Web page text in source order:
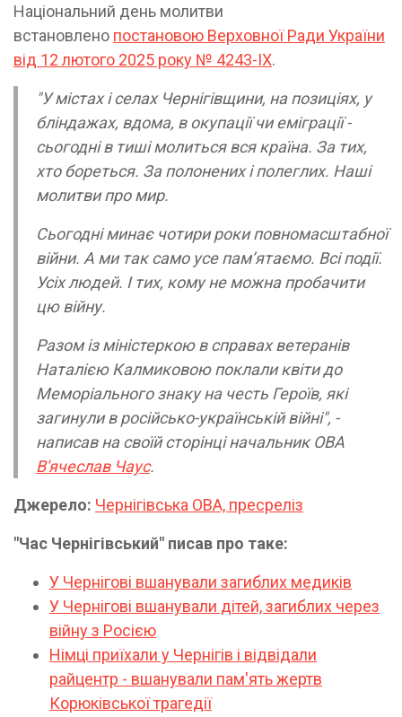
Національний день молитви
встановлено постановою Верховної Ради України
від 12 лютого 2025 року № 4243-IX.
"У містах і селах Чернігівщини, на позиціях, у
бліндажах, вдома, в окупації чи еміграції -
сьогодні в тиші молиться вся країна. За тих,
хто бореться. За полонених і полеглих. Наші
молитви про мир.
Сьогодні минає чотири роки повномасштабної
війни. А ми так само усе памʼятаємо. Всі події.
Усіх людей. І тих, кому не можна пробачити
цю війну.
Разом із міністеркою в справах ветеранів
Наталією Калмиковою поклали квіти до
Меморіального знаку на честь Героїв, які
загинули в російсько-українській війні", -
написав на своїй сторінці начальник ОВА
В'ячеслав Чаус.
Джерело: Чернігівська ОВА, пресреліз
"Час Чернігівський" писав про таке:
У Чернігові вшанували загиблих медиків
У Чернігові вшанували дітей, загиблих через
війну з Росією
Німці приїхали у Чернігів і відвідали
райцентр - вшанували пам'ять жертв
Корюківської трагедії